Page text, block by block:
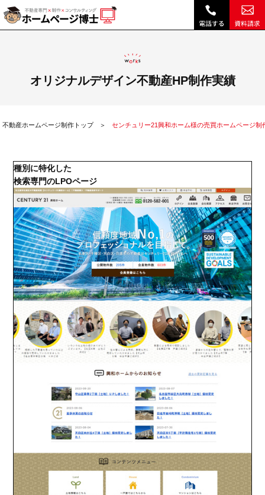
オリジナルデザイン不動産HP制作実績
不動産ホームページ制作トップ センチュリー21興和ホーム様の売買ホームページ制
種別に特化した
検索専門のLPOページ